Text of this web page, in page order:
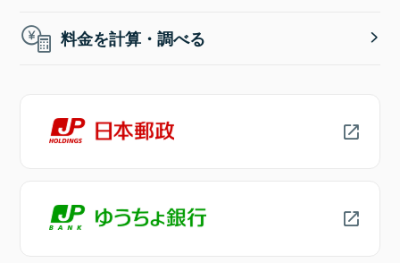
料金を計算・調べる